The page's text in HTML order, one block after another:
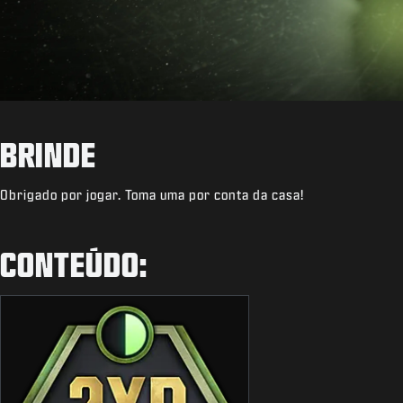
BRINDE
Obrigado por jogar. Toma uma por conta da casa!
CONTEÚDO: